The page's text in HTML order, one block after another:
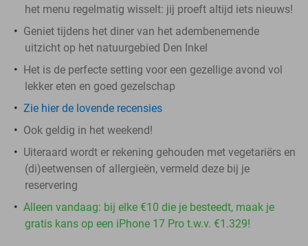
het menu regelmatig wisselt: jij proeft altijd iets nieuws!
Geniet tijdens het diner van het adembenemende
uitzicht op het natuurgebied Den Inkel
Het is de perfecte setting voor een gezellige avond vol
lekker eten en goed gezelschap
Zie hier de lovende recensies
Ook geldig in het weekend!
Uiteraard wordt er rekening gehouden met vegetariërs en
(di)eetwensen of allergieën, vermeld deze bij je
reservering
Alleen vandaag: bij elke €10 die je besteedt, maak je
gratis kans op een iPhone 17 Pro t.w.v. €1.329!